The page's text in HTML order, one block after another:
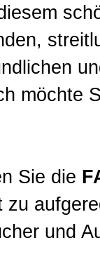
möchte
Sie die
zu
und